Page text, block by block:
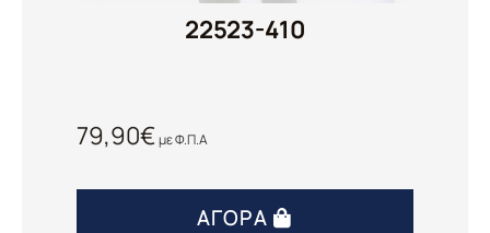
22523-410
79,90€με Φ.Π.Α
ΑΓΟΡΆ